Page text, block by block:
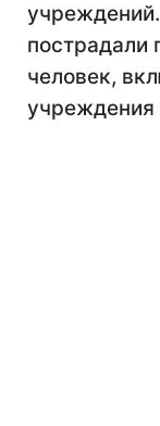
пострадали
человек,